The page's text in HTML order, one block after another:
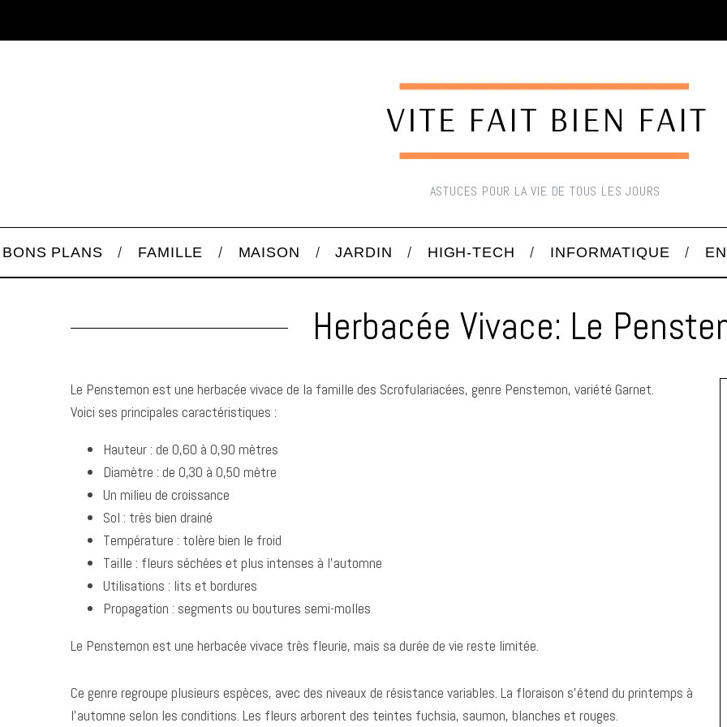
ASTUCES POUR LA VIE DE TOUS LES JOURS
BONS PLANS FAMILLE MAISON JARDIN HIGH-TECH INFORMATIQUE
Herbacée Vivace: Le
Le Penstemon est une herbacée vivace de la famille des Scrofulariacées, genre Penstemon, variété Garnet.
Voici ses principales caractéristiques :
Hauteur : de 0,60 à 0,90 mètres
Diamètre : de 0,30 à 0,50 mètre
Un milieu de croissance
Sol : très bien drainé
Température : tolère bien le froid
Taille : fleurs séchées et plus intenses à l’automne
Utilisations : lits et bordures
Propagation : segments ou boutures semi-molles
Le Penstemon est une herbacée vivace très fleurie, mais sa durée de vie reste limitée.
Ce genre regroupe plusieurs espèces, avec des niveaux de résistance variables. La floraison s’étend du printemps à
l’automne selon les conditions. Les fleurs arborent des teintes fuchsia, saumon, blanches et rouges.